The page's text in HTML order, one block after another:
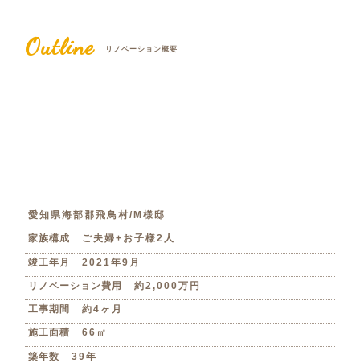
Outline リノベーション概要
愛知県海部郡飛鳥村/M様邸
家族構成 ご夫婦+お子様2人
竣工年月 2021年9月
リノベーション費用 約2,000万円
工事期間 約4ヶ月
施工面積 66㎡
築年数 39年